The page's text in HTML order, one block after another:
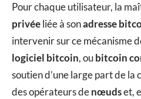
Pour chaque utilisateur, la
privéeliée à sonadresse
intervenir sur ce mécanisme
logiciel bitcoin, oubitcoin
soutien d’une large part de la
des opérateurs denœudset,